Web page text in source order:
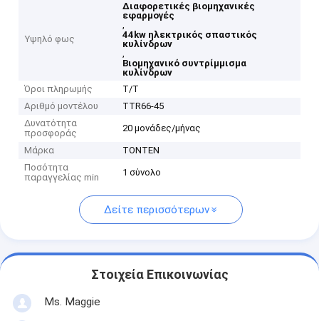
Υψηλό φως
Διαφορετικές βιομηχανικές
εφαρμογές
,
44kw ηλεκτρικός σπαστικός
κυλίνδρων
,
Βιομηχανικό συντρίμμισμα
κυλίνδρων
Όροι πληρωμής
Τ/Τ
Αριθμό μοντέλου
TTR66-45
Δυνατότητα
προσφοράς
20 μονάδες/μήνας
Μάρκα
TONTEN
Ποσότητα
παραγγελίας min
1 σύνολο
Δείτε περισσότερων
Στοιχεία Επικοινωνίας
Ms. Maggie